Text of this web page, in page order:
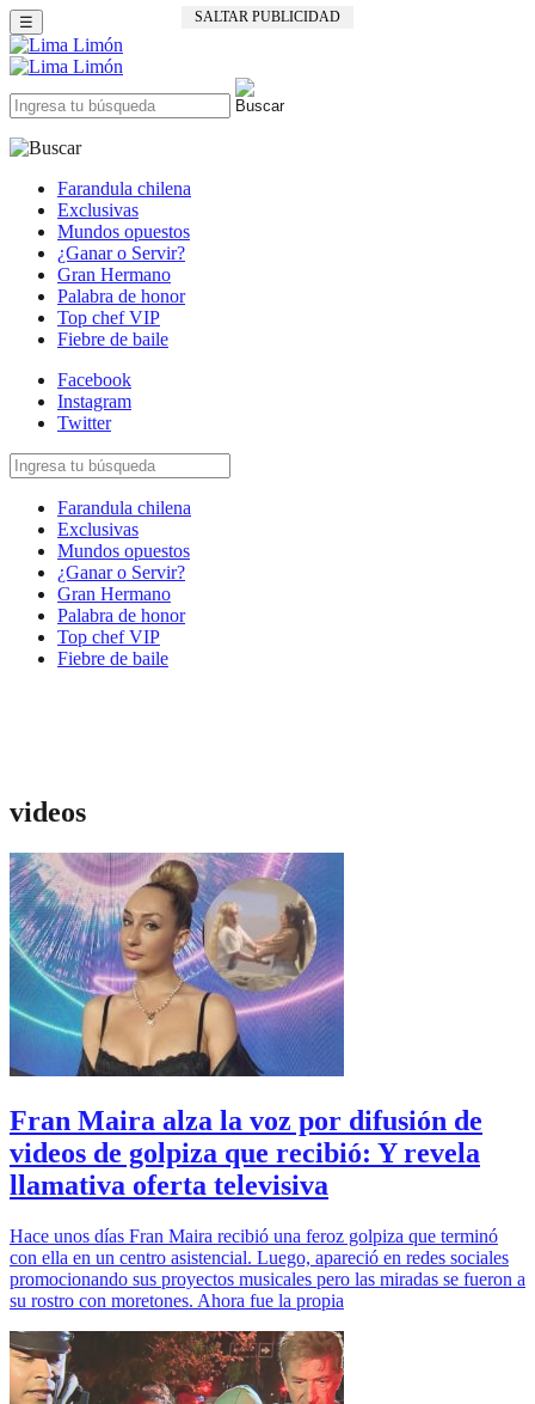
SALTAR PUBLICIDAD
☰
Farandula chilena
Exclusivas
Mundos opuestos
¿Ganar o Servir?
Gran Hermano
Palabra de honor
Top chef VIP
Fiebre de baile
Facebook
Instagram
Twitter
Farandula chilena
Exclusivas
Mundos opuestos
¿Ganar o Servir?
Gran Hermano
Palabra de honor
Top chef VIP
Fiebre de baile
videos
Fran Maira alza la voz por difusión de
videos de golpiza que recibió: Y revela
llamativa oferta televisiva
Hace unos días Fran Maira recibió una feroz golpiza que terminó
con ella en un centro asistencial. Luego, apareció en redes sociales
promocionando sus proyectos musicales pero las miradas se fueron a
su rostro con moretones. Ahora fue la propia